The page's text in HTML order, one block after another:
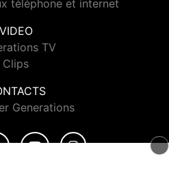
téléphone et internet
VIDEO
TV
Clips
Generations